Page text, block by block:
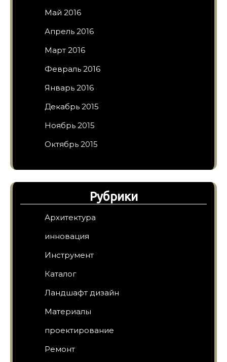
Май 2016
Апрель 2016
Март 2016
Февраль 2016
Январь 2016
Декабрь 2015
Ноябрь 2015
Октябрь 2015
Рубрики
Архитектура
инновация
Инструмент
Каталог
Ландшафт дизайн
Материалы
проектирование
Ремонт